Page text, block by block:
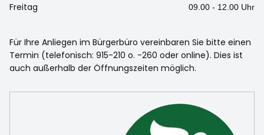
Freitag 09.00 - 12.00 Uhr
Für Ihre Anliegen im Bürgerbüro vereinbaren Sie bitte einen
Termin (telefonisch: 915-210 o. -260 oder online). Dies ist
auch außerhalb der Öffnungszeiten möglich.